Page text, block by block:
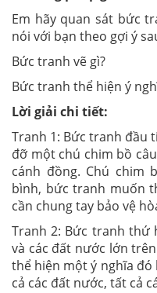
Em hãy quan sát bức
nói với bạn theo gợi ý
Bức tranh vẽ gì?
Bức tranh thể hiện ý
Lời giải chi tiết:
Tranh 1: Bức tranh đầu
đỡ một chú chim bồ
cánh đồng. Chú chim
bình, bức tranh muốn
cần chung tay bảo vệ
Tranh 2: Bức tranh thứ
và các đất nước lớn
thể hiện một ý nghĩa
cả các đất nước, tất cả